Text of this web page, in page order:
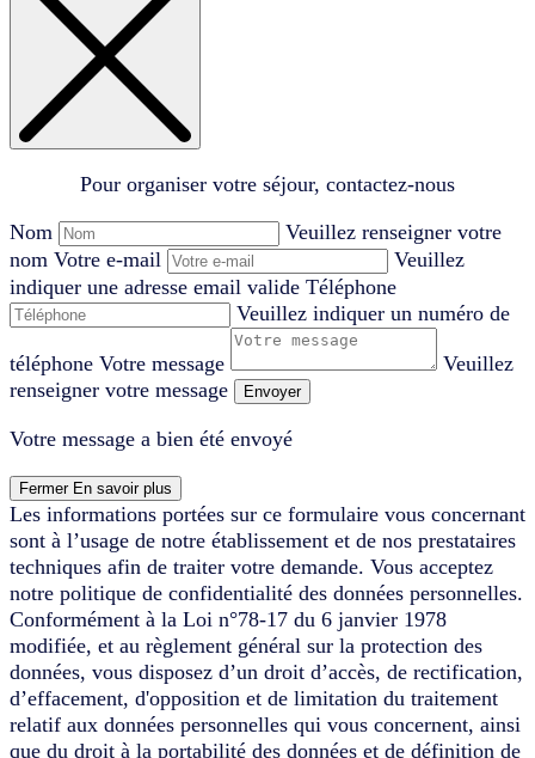
Pour organiser votre séjour, contactez-nous
Nom
Veuillez renseigner votre
nom Votre e-mail
Veuillez
indiquer une adresse email valide Téléphone
Veuillez indiquer un numéro de
téléphone Votre message
Veuillez
renseigner votre message
Envoyer
Votre message a bien été envoyé
Fermer En savoir plus
Les informations portées sur ce formulaire vous concernant
sont à l’usage de notre établissement et de nos prestataires
techniques afin de traiter votre demande. Vous acceptez
notre politique de confidentialité des données personnelles.
Conformément à la Loi n°78-17 du 6 janvier 1978
modifiée, et au règlement général sur la protection des
données, vous disposez d’un droit d’accès, de rectification,
d’effacement, d'opposition et de limitation du traitement
relatif aux données personnelles qui vous concernent, ainsi
que du droit à la portabilité des données et de définition de